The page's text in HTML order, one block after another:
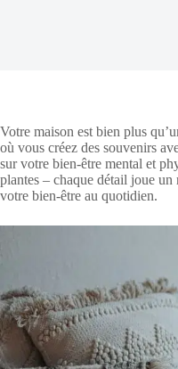
Votre maison est bien plus
où vous créez des souvenirs
sur votre bien-être mental et
plantes – chaque détail joue
votre bien-être au quotidien.